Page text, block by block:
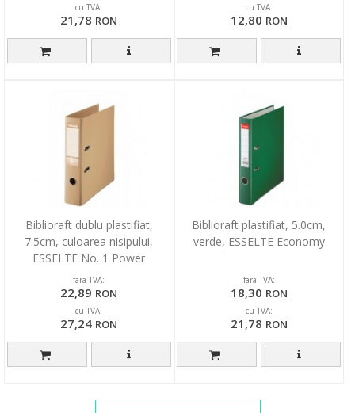
cu TVA:
21,78 RON
cu TVA:
12,80 RON
Biblioraft dublu plastifiat,
7.5cm, culoarea nisipului,
ESSELTE No. 1 Power
fara TVA:
22,89 RON
cu TVA:
27,24 RON
Biblioraft plastifiat, 5.0cm,
verde, ESSELTE Economy
fara TVA:
18,30 RON
cu TVA:
21,78 RON